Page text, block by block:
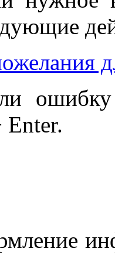
ошибку